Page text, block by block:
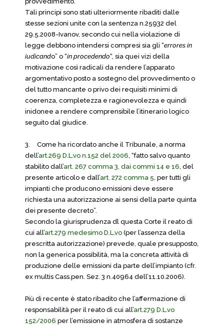
Tali principi sono stati ulteriormente ribaditi dalle
stesse sezioni unite con la sentenza n.25932 del
29.5.2008-Ivanov, secondo cui nella violazione di
legge debbono intendersi compresi sia gli “errores in
iudicando” o “in procedendo“, sia quei vizi della
motivazione così radicali da rendere l’apparato
argomentativo posto a sostegno del provvedimento o
del tutto mancante o privo dei requisiti minimi di
coerenza, completezza e ragionevolezza e quindi
inidonee a rendere comprensibile l’itinerario logico
seguito dal giudice.
3.
Come ha ricordato anche il Tribunale, a norma
dell’art.269 D.L.vo n.152 del 2006, “fatto salvo quanto
stabilito dall’art. 267 comma 3, dai commi 14 e 16, del
presente articolo e dall’art. 272 comma 5, per tutti gli
impianti che producono emissioni deve essere
richiesta una autorizzazione ai sensi della parte quinta
dei presente decreto”.
Secondo la giurisprudenza dl questa Corte il reato di
cui all’art.279 medesimo D.L.vo (per l’assenza della
prescritta autorizzazione) prevede, quale presupposto,
non la generica possibilità, ma la concreta attività di
produzione delle emissioni da parte dell’impianto (cfr.
ex multis Cass.pen. Sez. 3 n.40964 dell’11.10.2006).
Più di recente è stato ribadito che l’affermazione di
responsabilità per il reato di cui all’art.279 D.L.vo
152/2006 per l’emissione in atmosfera di sostanze